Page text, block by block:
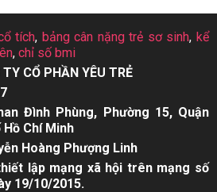
tích, bảng cân nặng trẻ sơ sinh,kể
, chỉ số bmi
TY CỔ PHẦN YÊU TRẺ
Đình Phùng, Phường 15, Quận
Hồ Chí Minh
Hoàng Phượng Linh
lập mạng xã hội trên mạng số
19/10/2015.